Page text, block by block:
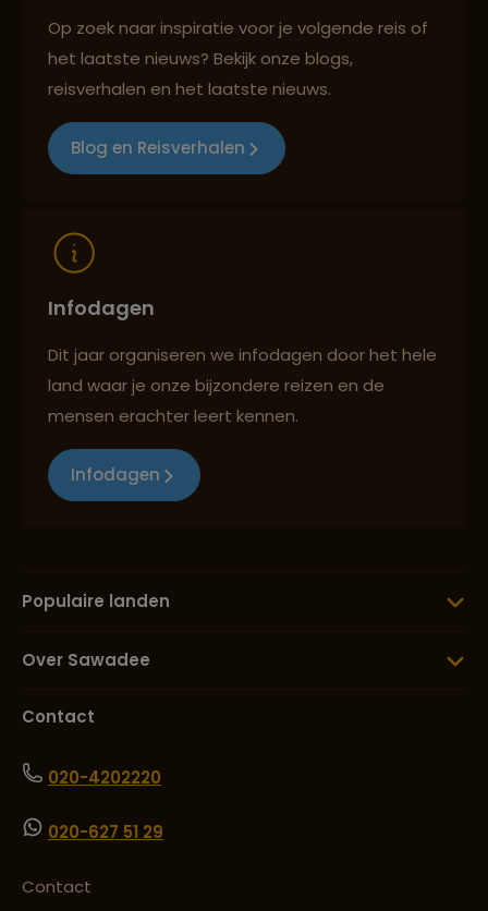
Lees meer over Prambanan
Tempelcomplex
Lees meer over Pulau Weh
Lees meer over Pura Tanah Lot
Lees meer over Pura Ulun Danu
Bratan
Lees meer over Sumba
Lees meer over Ubud
Reizen met oog voor mens, cultuur en milieu
Op zoek naar inspiratie voor je volgende reis of
het laatste nieuws? Bekijk onze blogs,
reisverhalen en het laatste nieuws.
Blog en Reisverhalen
Infodagen
Dit jaar organiseren we infodagen door het hele
land waar je onze bijzondere reizen en de
mensen erachter leert kennen.
Infodagen
Populaire landen
Over Sawadee
Contact
020-4202220
020-627 51 29
Contact